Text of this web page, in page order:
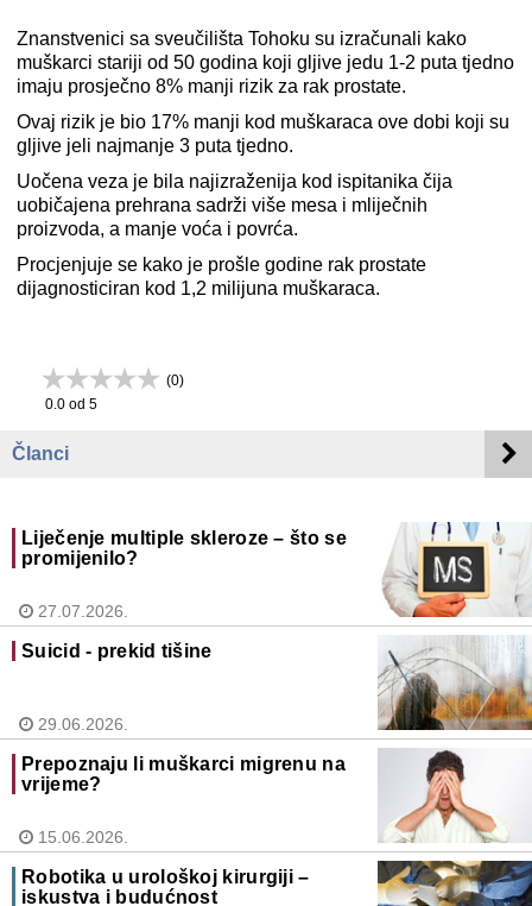
Znanstvenici sa sveučilišta Tohoku su izračunali kako
muškarci stariji od 50 godina koji gljive jedu 1-2 puta tjedno
imaju prosječno 8% manji rizik za rak prostate.
Ovaj rizik je bio 17% manji kod muškaraca ove dobi koji su
gljive jeli najmanje 3 puta tjedno.
Uočena veza je bila najizraženija kod ispitanika čija
uobičajena prehrana sadrži više mesa i mliječnih
proizvoda, a manje voća i povrća.
Procjenjuje se kako je prošle godine rak prostate
dijagnosticiran kod 1,2 milijuna muškaraca.
(0)
0.0 od 5
Članci
Liječenje multiple skleroze – što se
promijenilo?
27.07.2026.
Suicid - prekid tišine
29.06.2026.
Prepoznaju li muškarci migrenu na
vrijeme?
15.06.2026.
Robotika u urološkoj kirurgiji –
iskustva i budućnost